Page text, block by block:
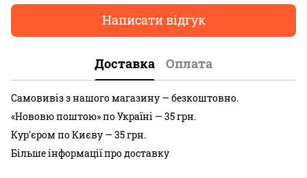
Написати відгук
Доставка Оплата
Самовивіз з нашого магазину — безкоштовно.
«Нововю поштою» по Україні — 35 грн.
Кур'єром по Києву — 35 грн.
Більше інформації про доставку